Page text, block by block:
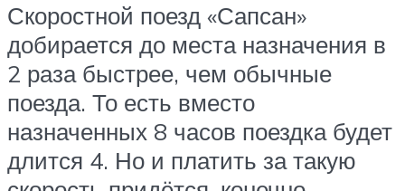
Скоростной поезд «Сапсан»
добирается до места назначения в
2 раза быстрее, чем обычные
поезда. То есть вместо
назначенных 8 часов поездка будет
длится 4. Но и платить за такую